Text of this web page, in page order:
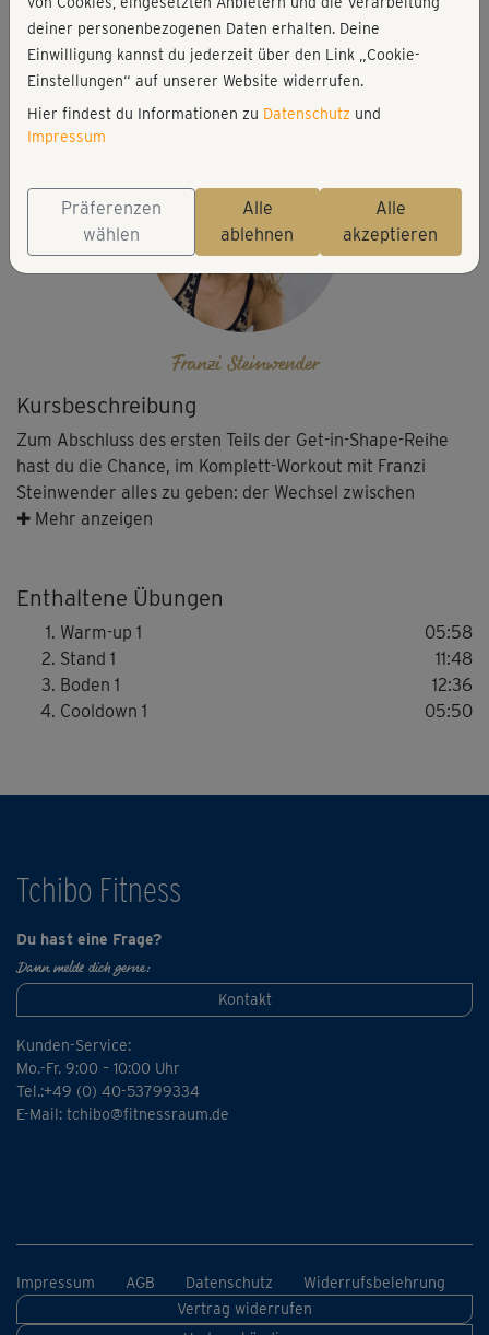
Kursbeschreibung
Zum Abschluss des ersten Teils der Get-in-Shape-Reihe
hast du die Chance, im Komplett-Workout mit Franzi
Steinwender alles zu geben: der Wechsel zwischen
Belastung und Erholung bringt dich an deine Grenzen.
✚ Mehr anzeigen
Enthaltene Übungen
Warm-up 1
05:58
Stand 1
11:48
Boden 1
12:36
Cooldown 1
05:50
36 Min
212 kcal
Franzi Steinwender
Matte, Handtuch
Franzi Steinwender
Tchibo Fitness
Du hast eine Frage?
Dann melde dich gerne:
Kontakt
Kunden-Service:
Mo.-Fr. 9:00 – 10:00 Uhr
Tel.:+49 (0) 40-53799334
E-Mail: tchibo@fitnessraum.de
Impressum AGB Datenschutz
Widerrufsbelehrung
Vertrag widerrufen
deiner personenbezogenen Daten erhalten. Deine
Einwilligung kannst du jederzeit über den Link „Cookie-
Einstellungen“ auf unserer Website widerrufen.
Hier findest du Informationen zu Datenschutz und
Impressum
Präferenzen
wählen
Alle
ablehnen
Alle
akzeptieren